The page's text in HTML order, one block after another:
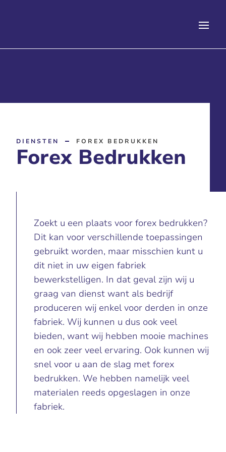
DIENSTEN FOREX BEDRUKKEN
Forex Bedrukken
Zoekt u een plaats voor forex bedrukken?
Dit kan voor verschillende toepassingen
gebruikt worden, maar misschien kunt u
dit niet in uw eigen fabriek
bewerkstelligen. In dat geval zijn wij u
graag van dienst want als bedrijf
produceren wij enkel voor derden in onze
fabriek. Wij kunnen u dus ook veel
bieden, want wij hebben mooie machines
en ook zeer veel ervaring. Ook kunnen wij
snel voor u aan de slag met forex
bedrukken. We hebben namelijk veel
materialen reeds opgeslagen in onze
fabriek.